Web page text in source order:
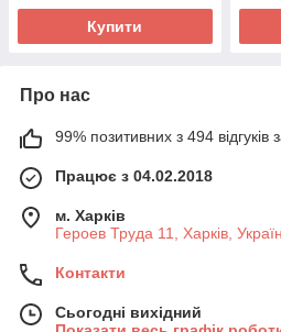
Купити
Про нас
99% позитивних з 494 відгуків
Працює з 04.02.2018
м. Харків
Героев Труда 11, Харків,
Контакти
Сьогодні вихідний